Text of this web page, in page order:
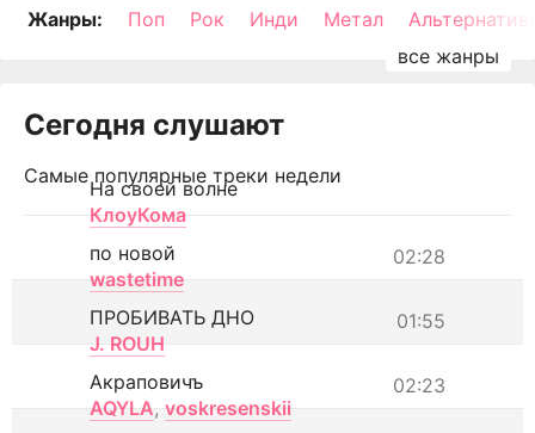
Жанры: Поп Рок Инди Метал
Сегодня слушают
Самые популярные треки недели
На своей волне
КлоуКома
02:28
по новой
wastetime
01:55
ПРОБИВАТЬ ДНО
J. ROUH
02:23
Акраповичъ
AQYLA, voskresenskii